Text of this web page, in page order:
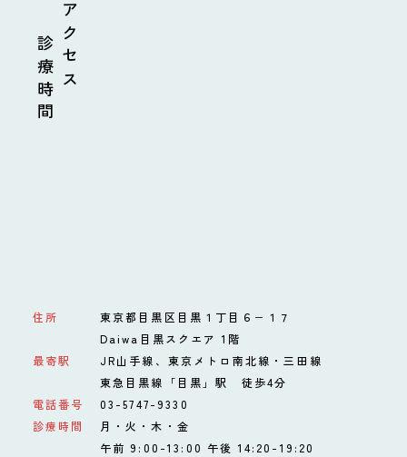
アクセス
診療時間
住所
東京都目黒区目黒１丁目６−１７
Daiwa目黒スクエア 1階
最寄駅
JR山手線、東京メトロ南北線・三田線
東急目黒線「目黒」駅 徒歩4分
電話番号
03-5747-9330
診療時間
月・火・木・金
午前 9:00-13:00 午後 14:20-19:20